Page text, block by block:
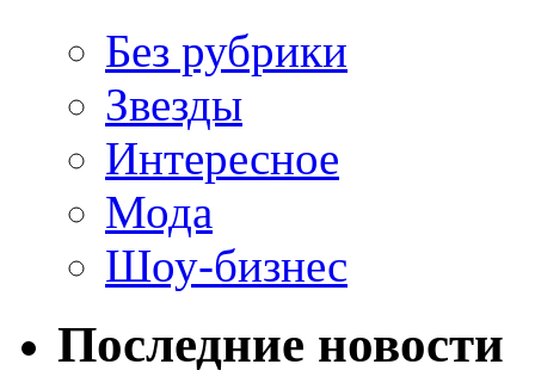
Без рубрики
Звезды
Интересное
Мода
Шоу-бизнес
Последние новости